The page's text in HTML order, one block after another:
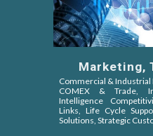
Marketing,
Commercial & Industrial
COMEX & Trade,
Intelligence
Links, Life Cycle
Solutions, Strategic